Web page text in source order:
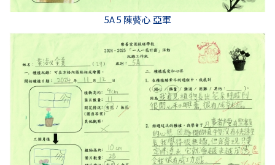
5A 5 陳藖心 亞軍